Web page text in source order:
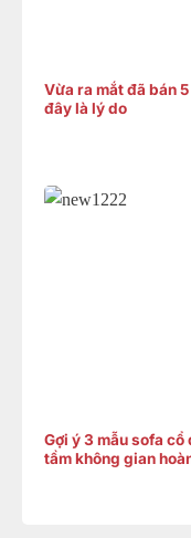
Vừa ra mắt đã bán
đây là lý do
Gợi ý 3 mẫu sofa
tầm không gian